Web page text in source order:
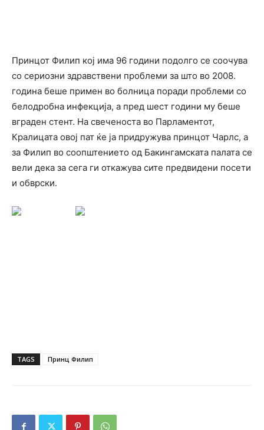
Принцот Филип кој има 96 години подолго се соочува
со сериозни здравствени проблеми за што во 2008.
година беше примен во болница поради проблеми со
белодробна инфекција, а пред шест години му беше
вграден стент. На свеченоста во Парламентот,
Кралицата овој пат ќе ја придружува принцот Чарлс, а
за Филип во соопштението од Бакингамската палата се
вели дека за сега ги откажува сите предвидени посети
и обврски.
TAGS Принц Филип